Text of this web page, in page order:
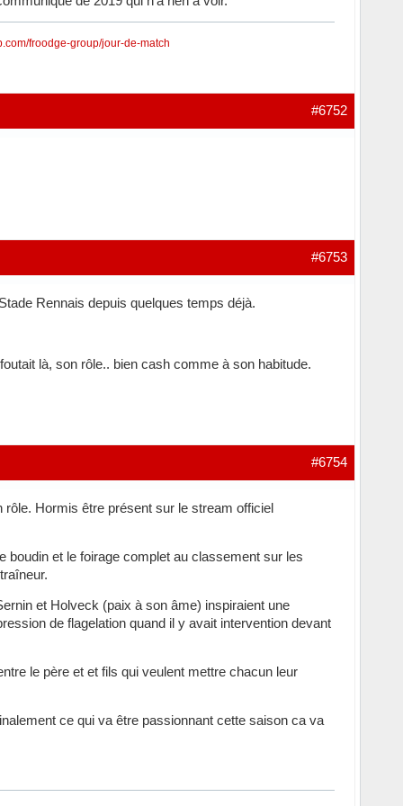
froodge-group/jour-de-match
#6752
#6753
Rennais depuis quelques temps déjà.
là, son rôle.. bien cash comme à son habitude.
#6754
Hormis être présent sur le stream officiel
boudin et le foirage complet au classement sur les
et Holveck (paix à son âme) inspiraient une
de flagelation quand il y avait intervention devant
le père et et fils qui veulent mettre chacun leur
ce qui va être passionnant cette saison ca va